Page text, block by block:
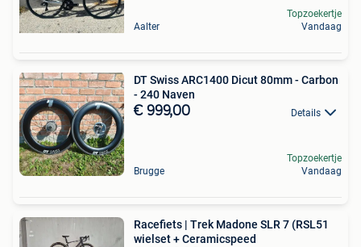
Aalter
Topzoekertje
Vandaag
DT Swiss ARC1400 Dicut 80mm - Carbon
- 240 Naven
€ 999,00 Details
Brugge
Topzoekertje
Vandaag
Racefiets | Trek Madone SLR 7 (RSL51
wielset + Ceramicspeed